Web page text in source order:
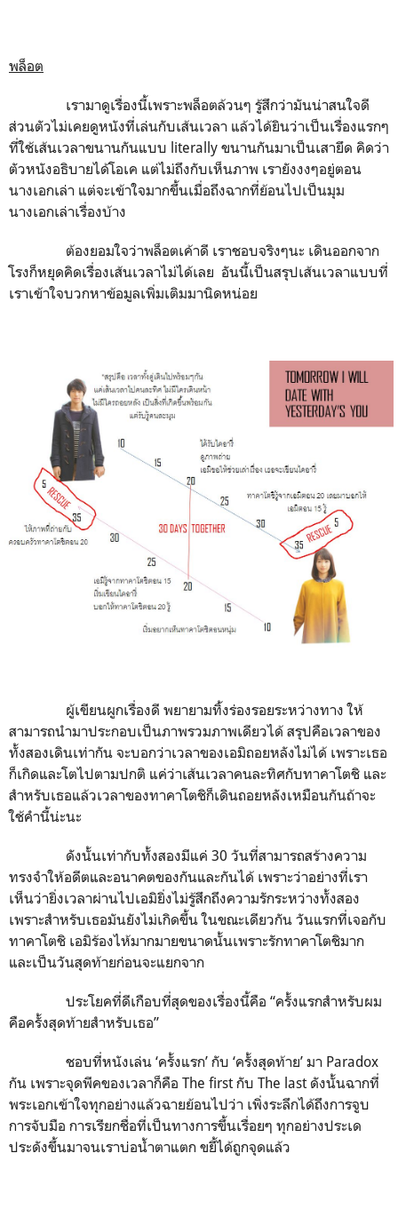
พล็อต
เรามาดูเรื่องนี้เพราะพล็อตล้วนๆ รู้สึกว่ามันน่าสนใจดี
ส่วนตัวไม่เคยดูหนังที่เล่นกับเส้นเวลา แล้วได้ยินว่าเป็นเรื่องแรกๆ
ที่ใช้เส้นเวลาขนานกันแบบ literally ขนานกันมาเป็นเสายึด คิดว่า
ตัวหนังอธิบายได้โอเค แต่ไม่ถึงกับเห็นภาพ เรายังงงๆอยู่ตอน
นางเอกเล่า แต่จะเข้าใจมากขึ้นเมื่อถึงฉากที่ย้อนไปเป็นมุม
นางเอกเล่าเรื่องบ้าง
ต้องยอมใจว่าพล็อตเค้าดี เราชอบจริงๆนะ เดินออกจาก
โรงก็หยุดคิดเรื่องเส้นเวลาไม่ได้เลย อันนี้เป็นสรุปเส้นเวลาแบบที่
เราเข้าใจบวกหาข้อมูลเพิ่มเติมมานิดหน่อย
ผู้เขียนผูกเรื่องดี พยายามทิ้งร่องรอยระหว่างทาง ให้
สามารถนำมาประกอบเป็นภาพรวมภาพเดียวได้ สรุปคือเวลาของ
ทั้งสองเดินเท่ากัน จะบอกว่าเวลาของเอมิถอยหลังไม่ได้ เพราะเธอ
ก็เกิดและโตไปตามปกติ แค่ว่าเส้นเวลาคนละทิศกับทาคาโตชิ และ
สำหรับเธอแล้วเวลาของทาคาโตชิก็เดินถอยหลังเหมือนกันถ้าจะ
ใช้คำนี้น่ะนะ
ดังนั้นเท่ากับทั้งสองมีแค่ 30 วันที่สามารถสร้างความ
ทรงจำให้อดีตและอนาคตของกันและกันได้ เพราะว่าอย่างที่เรา
เห็นว่ายิ่งเวลาผ่านไปเอมิยิ่งไม่รู้สึกถึงความรักระหว่างทั้งสอง
เพราะสำหรับเธอมันยังไม่เกิดขึ้น ในขณะเดียวกัน วันแรกที่เจอกับ
ทาคาโตชิ เอมิร้องไห้มากมายขนาดนั้นเพราะรักทาคาโตชิมาก
และเป็นวันสุดท้ายก่อนจะแยกจาก
ประโยคที่ดีเกือบที่สุดของเรื่องนี้คือ “ครั้งแรกสำหรับผม
คือครั้งสุดท้ายสำหรับเธอ”
ชอบที่หนังเล่น ‘ครั้งแรก’ กับ ‘ครั้งสุดท้าย’ มา Paradox
กัน เพราะจุดพีคของเวลาก็คือ The first กับ The last ดังนั้นฉากที่
พระเอกเข้าใจทุกอย่างแล้วฉายย้อนไปว่า เพิ่งระลึกได้ถึงการจูบ
การจับมือ การเรียกชื่อที่เป็นทางการขึ้นเรื่อยๆ ทุกอย่างประเด
ประดังขึ้นมาจนเราบ่อน้ำตาแตก ขยี้ได้ถูกจุดแล้ว